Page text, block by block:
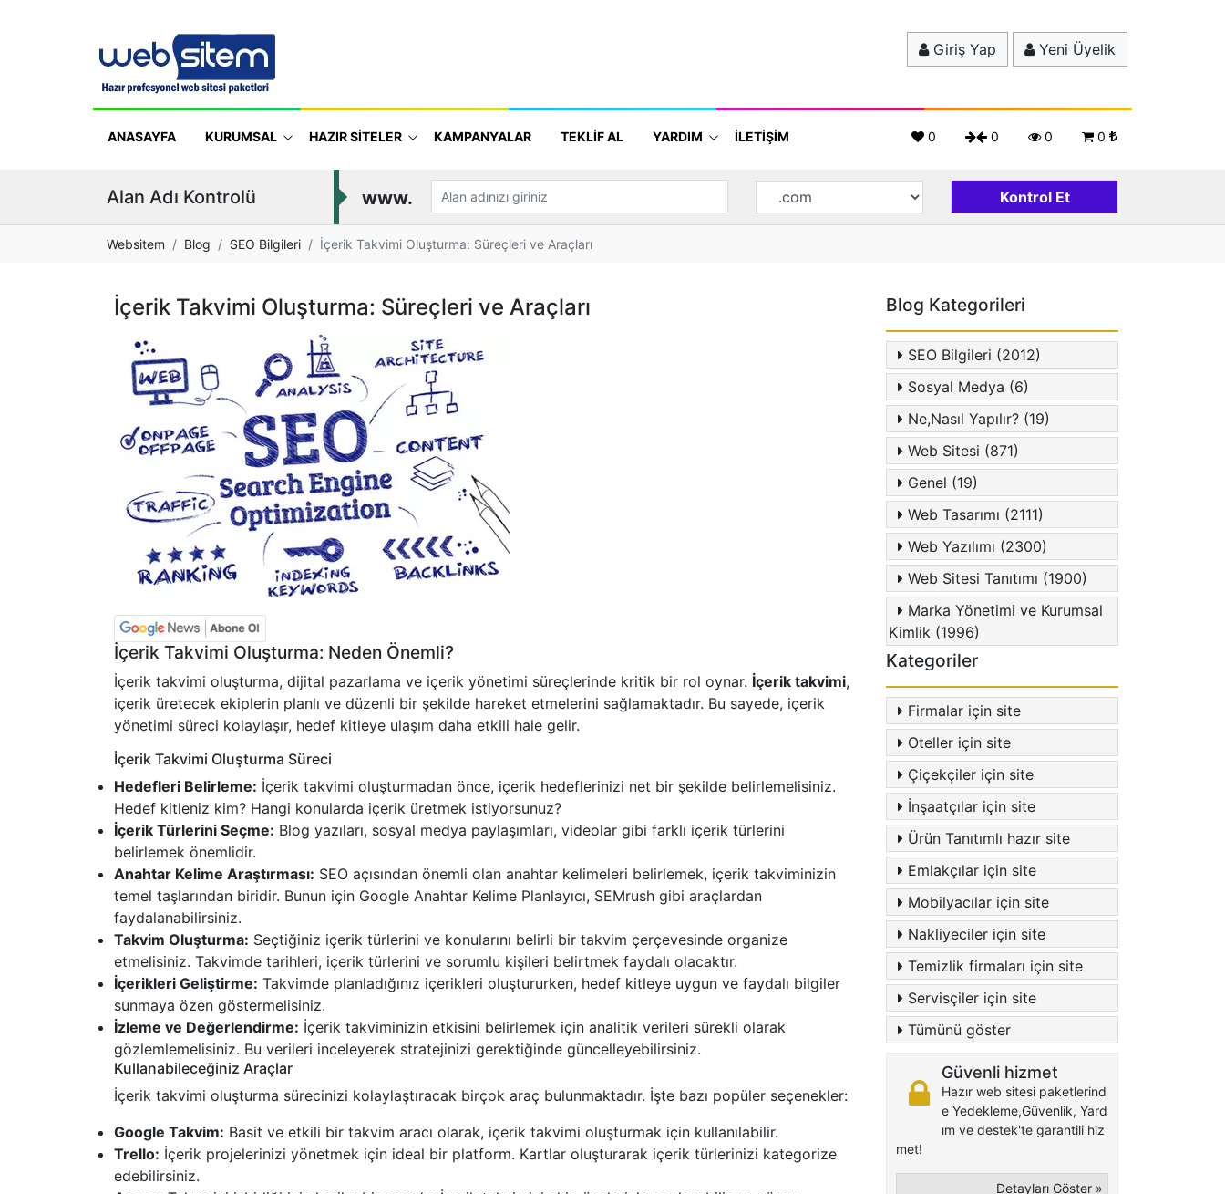
Giriş Yap Yeni Üyelik
0
0
0
0
ANASAYFA KURUMSAL HAZIR SİTELER KAMPANYALAR TEKLİF AL YARDIM İLETİŞİM
Alan Adı Kontrolü www.
Websitem Blog SEO Bilgileri İçerik Takvimi Oluşturma: Süreçleri ve Araçları
İçerik Takvimi Oluşturma: Süreçleri ve Araçları
İçerik Takvimi Oluşturma: Neden Önemli?
İçerik takvimi oluşturma, dijital pazarlama ve içerik yönetimi süreçlerinde kritik bir rol oynar. İçerik takvimi,
içerik üretecek ekiplerin planlı ve düzenli bir şekilde hareket etmelerini sağlamaktadır. Bu sayede, içerik
yönetimi süreci kolaylaşır, hedef kitleye ulaşım daha etkili hale gelir.
İçerik Takvimi Oluşturma Süreci
Hedefleri Belirleme: İçerik takvimi oluşturmadan önce, içerik hedeflerinizi net bir şekilde belirlemelisiniz.
Hedef kitleniz kim? Hangi konularda içerik üretmek istiyorsunuz?
İçerik Türlerini Seçme: Blog yazıları, sosyal medya paylaşımları, videolar gibi farklı içerik türlerini
belirlemek önemlidir.
Anahtar Kelime Araştırması: SEO açısından önemli olan anahtar kelimeleri belirlemek, içerik takviminizin
temel taşlarından biridir. Bunun için Google Anahtar Kelime Planlayıcı, SEMrush gibi araçlardan
faydalanabilirsiniz.
Takvim Oluşturma: Seçtiğiniz içerik türlerini ve konularını belirli bir takvim çerçevesinde organize
etmelisiniz. Takvimde tarihleri, içerik türlerini ve sorumlu kişileri belirtmek faydalı olacaktır.
İçerikleri Geliştirme: Takvimde planladığınız içerikleri oluştururken, hedef kitleye uygun ve faydalı bilgiler
sunmaya özen göstermelisiniz.
İzleme ve Değerlendirme: İçerik takviminizin etkisini belirlemek için analitik verileri sürekli olarak
gözlemlemelisiniz. Bu verileri inceleyerek stratejinizi gerektiğinde güncelleyebilirsiniz.
Kullanabileceğiniz Araçlar
İçerik takvimi oluşturma sürecinizi kolaylaştıracak birçok araç bulunmaktadır. İşte bazı popüler seçenekler:
Google Takvim: Basit ve etkili bir takvim aracı olarak, içerik takvimi oluşturmak için kullanılabilir.
Trello: İçerik projelerinizi yönetmek için ideal bir platform. Kartlar oluşturarak içerik türlerinizi kategorize
edebilirsiniz.
Blog Kategorileri
SEO Bilgileri (2012)
Sosyal Medya (6)
Ne,Nasıl Yapılır? (19)
Web Sitesi (871)
Genel (19)
Web Tasarımı (2111)
Web Yazılımı (2300)
Web Sitesi Tanıtımı (1900)
Marka Yönetimi ve Kurumsal
Kimlik (1996)
Kategoriler
Firmalar için site
Oteller için site
Çiçekçiler için site
İnşaatçılar için site
Ürün Tanıtımlı hazır site
Emlakçılar için site
Mobilyacılar için site
Nakliyeciler için site
Temizlik firmaları için site
Servisçiler için site
Tümünü göster
Güvenli hizmet
Hazır web sitesi paketlerind
e Yedekleme,Güvenlik, Yard
ım ve destek'te garantili hiz
met!
Detayları Göster »